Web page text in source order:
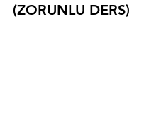
(ZORUNLU DERS)